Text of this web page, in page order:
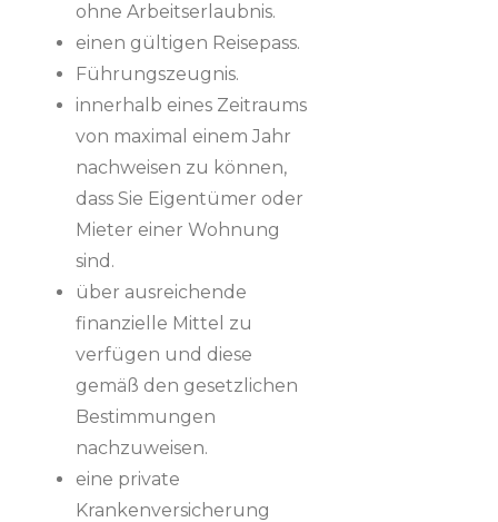
ohne Arbeitserlaubnis.
einen gültigen Reisepass.
Führungszeugnis.
innerhalb eines Zeitraums
von maximal einem Jahr
nachweisen zu können,
dass Sie Eigentümer oder
Mieter einer Wohnung
sind.
über ausreichende
finanzielle Mittel zu
verfügen und diese
gemäß den gesetzlichen
Bestimmungen
nachzuweisen.
eine private
Krankenversicherung